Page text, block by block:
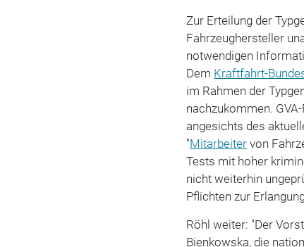
Zur Erteilung der
Fahrzeughersteller
notwendigen
Dem Kraftfahrt-
im Rahmen der
nachzukommen.
angesichts des
"Mitarbeiter von
Tests mit hoher
nicht weiterhin
Pflichten zur
Röhl weiter: "Der
Bienkowska, die